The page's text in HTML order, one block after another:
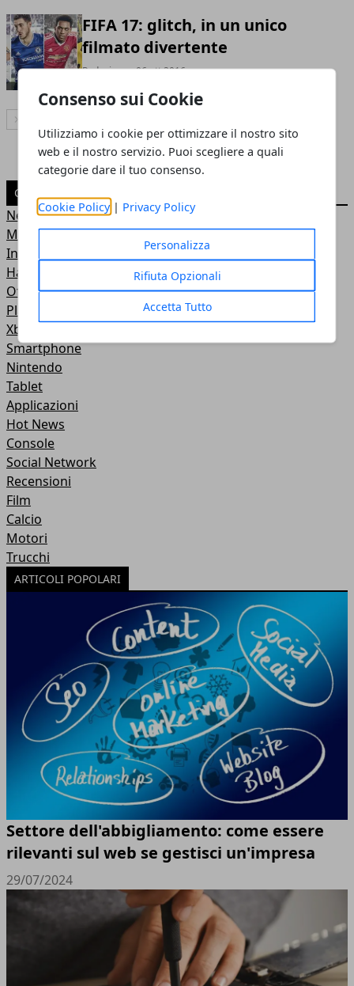
Consenso sui Cookie
Utilizziamo i cookie per ottimizzare il nostro sito
web e il nostro servizio. Puoi scegliere a quali
categorie dare il tuo consenso.
Cookie Policy | Privacy Policy
Personalizza
Rifiuta Opzionali
Accetta Tutto
FIFA 17: glitch, in un unico
filmato divertente
Redazione- 06 ott 2016
Articolo Successivo
CATEGORIE
News
Mobile
Internet
Hardware
Offerte
Playstation
Xbox
Smartphone
Nintendo
Tablet
Applicazioni
Hot News
Console
Social Network
Recensioni
Film
Calcio
Motori
Trucchi
ARTICOLI POPOLARI
Settore dell'abbigliamento: come essere
rilevanti sul web se gestisci un'impresa
29/07/2024